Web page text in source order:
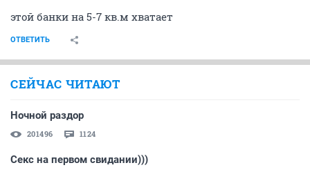
этой банки на 5-7 кв.м хватает
ОТВЕТИТЬ
СЕЙЧАС ЧИТАЮТ
Ночной раздор
201496 1124
Секс на первом свидании)))